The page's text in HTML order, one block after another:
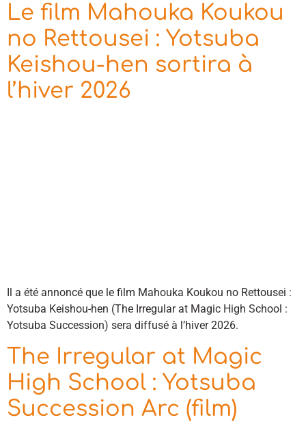
Le film Mahouka Koukou
no Rettousei : Yotsuba
Keishou-hen sortira à
l’hiver 2026
Il a été annoncé que le film Mahouka Koukou no Rettousei :
Yotsuba Keishou-hen (The Irregular at Magic High School :
Yotsuba Succession) sera diffusé à l’hiver 2026.
The Irregular at Magic
High School : Yotsuba
Succession Arc (film)